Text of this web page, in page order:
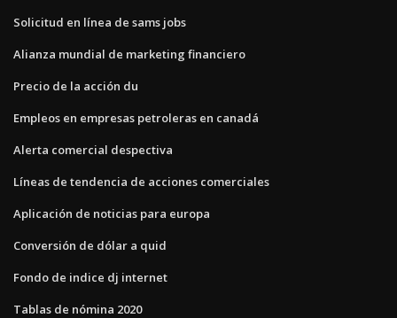
Solicitud en línea de sams jobs
Alianza mundial de marketing financiero
Precio de la acción du
Empleos en empresas petroleras en canadá
Alerta comercial despectiva
Líneas de tendencia de acciones comerciales
Aplicación de noticias para europa
Conversión de dólar a quid
Fondo de indice dj internet
Tablas de nómina 2020